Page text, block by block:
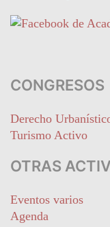
CONGRESOS
Derecho
Turismo Activo
OTRAS
Eventos varios
Agenda